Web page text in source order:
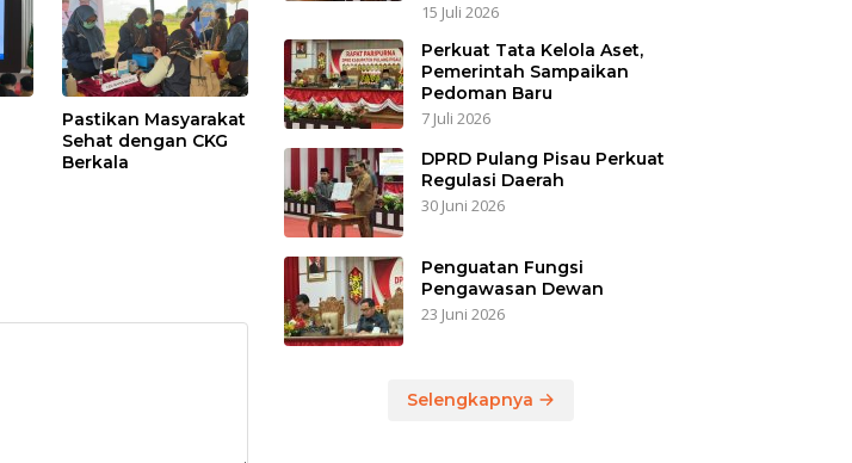
Pastikan Masyarakat
Sehat dengan CKG
Berkala
15 Juli 2026
Perkuat Tata Kelola Aset,
Pemerintah Sampaikan
Pedoman Baru
7 Juli 2026
DPRD Pulang Pisau Perkuat
Regulasi Daerah
30 Juni 2026
Penguatan Fungsi
Pengawasan Dewan
23 Juni 2026
Selengkapnya